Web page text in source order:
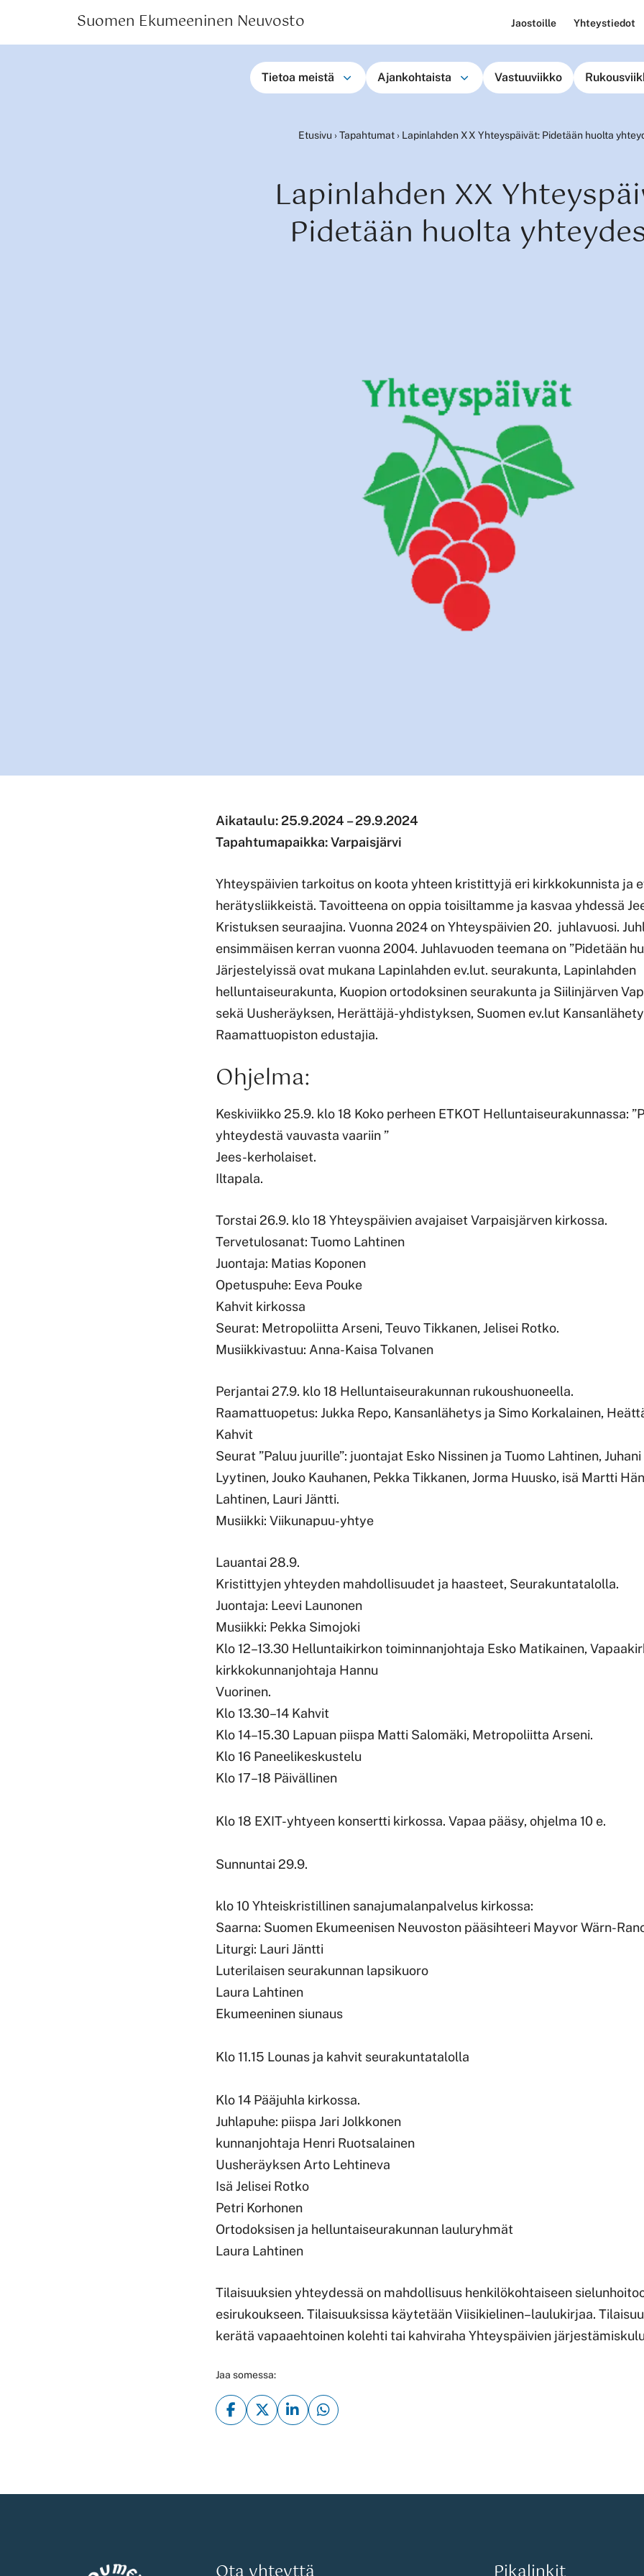
Suomen Ekumeeninen Neuvosto Jaostoille Yhteystiedot
Tietoa meistä Ajankohtaista Vastuuviikko
Etusivu ›Tapahtumat › Lapinlahden XX Yhteyspäivät: Pidetään huolta
Lapinlahden XX
Pidetään huolta
Aikataulu:25.9.2024 – 29.9.2024
Tapahtumapaikka: Varpaisjärvi
Yhteyspäivien tarkoitus on koota yhteen kristittyjä eri kirkkokunnista ja
herätysliikkeistä. Tavoitteena on oppia toisiltamme ja kasvaa yhdessä
Kristuksen seuraajina. Vuonna 2024 on Yhteyspäivien 20. juhlavuosi.
ensimmäisen kerran vuonna 2004. Juhlavuoden teemana on ”Pidetään
Järjestelyissä ovat mukana Lapinlahden ev.lut. seurakunta, Lapinlahden
helluntaiseurakunta, Kuopion ortodoksinen seurakunta ja Siilinjärven
sekä Uusheräyksen, Herättäjä-yhdistyksen, Suomen ev.lut
Raamattuopiston edustajia.
Ohjelma:
Keskiviikko 25.9. klo 18 Koko perheen ETKOT Helluntaiseurakunnassa:
yhteydestä vauvasta vaariin ”
Jees-kerholaiset.
Iltapala.
Torstai 26.9. klo 18 Yhteyspäivien avajaiset Varpaisjärven kirkossa.
Tervetulosanat: Tuomo Lahtinen
Juontaja: Matias Koponen
Opetuspuhe: Eeva Pouke
Kahvit kirkossa
Seurat: Metropoliitta Arseni, Teuvo Tikkanen, Jelisei Rotko.
Musiikkivastuu: Anna-Kaisa Tolvanen
Perjantai 27.9. klo 18 Helluntaiseurakunnan rukoushuoneella.
Raamattuopetus: Jukka Repo, Kansanlähetys ja Simo Korkalainen,
Kahvit
Seurat ”Paluu juurille”: juontajat Esko Nissinen ja Tuomo Lahtinen,
Lyytinen, Jouko Kauhanen, Pekka Tikkanen, Jorma Huusko, isä Martti
Lahtinen, Lauri Jäntti.
Musiikki: Viikunapuu-yhtye
Lauantai 28.9.
Kristittyjen yhteyden mahdollisuudet ja haasteet, Seurakuntatalolla.
Juontaja: Leevi Launonen
Musiikki: Pekka Simojoki
Klo 12–13.30 Helluntaikirkon toiminnanjohtaja Esko Matikainen,
kirkkokunnanjohtaja Hannu
Vuorinen.
Klo 13.30–14 Kahvit
Klo 14–15.30 Lapuan piispa Matti Salomäki, Metropoliitta Arseni.
Klo 16 Paneelikeskustelu
Klo 17–18 Päivällinen
Klo 18 EXIT-yhtyeen konsertti kirkossa. Vapaa pääsy, ohjelma 10 e.
Sunnuntai 29.9.
klo 10 Yhteiskristillinen sanajumalanpalvelus kirkossa:
Saarna: Suomen Ekumeenisen Neuvoston pääsihteeri Mayvor Wärn-
Liturgi: Lauri Jäntti
Luterilaisen seurakunnan lapsikuoro
Laura Lahtinen
Ekumeeninen siunaus
Klo 11.15 Lounas ja kahvit seurakuntatalolla
Klo 14 Pääjuhla kirkossa.
Juhlapuhe: piispa Jari Jolkkonen
kunnanjohtaja Henri Ruotsalainen
Uusheräyksen Arto Lehtineva
Isä Jelisei Rotko
Petri Korhonen
Ortodoksisen ja helluntaiseurakunnan lauluryhmät
Laura Lahtinen
Tilaisuuksien yhteydessä on mahdollisuus henkilökohtaiseen
esirukoukseen. Tilaisuuksissa käytetään Viisikielinen–laulukirjaa.
kerätä vapaaehtoinen kolehti tai kahviraha Yhteyspäivien
Jaa somessa: